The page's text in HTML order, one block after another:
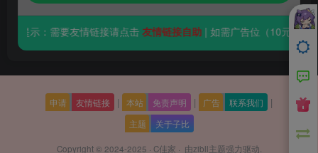
提示：需要友情链接请点击友情链接自助| 如需广告位（10元/月）请
申请 友情链接 | 本站 免责声明 | 广告 联系我们 |
主题 关于子比
Copyright © 2024-2025 · C佳家 · 由zibll主题强力驱动.